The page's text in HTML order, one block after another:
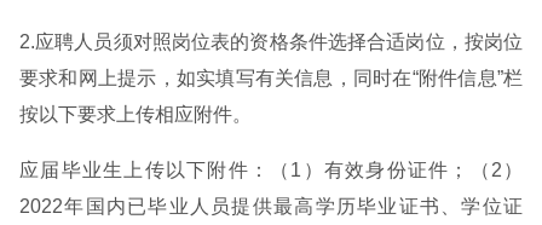
2.应聘人员须对照岗位表的资格条件选择合适岗位，按岗位
要求和网上提示，如实填写有关信息，同时在“附件信息”栏
按以下要求上传相应附件。
应届毕业生上传以下附件：（1）有效身份证件；（2）
2022年国内已毕业人员提供最高学历毕业证书、学位证